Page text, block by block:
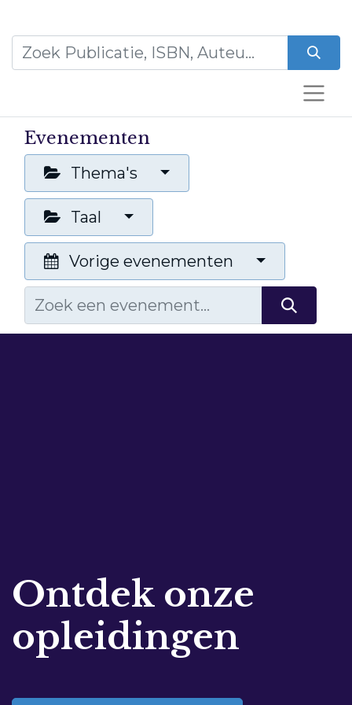
Evenementen
Thema's
Taal
Vorige evenementen
Ontdek onze
opleidingen